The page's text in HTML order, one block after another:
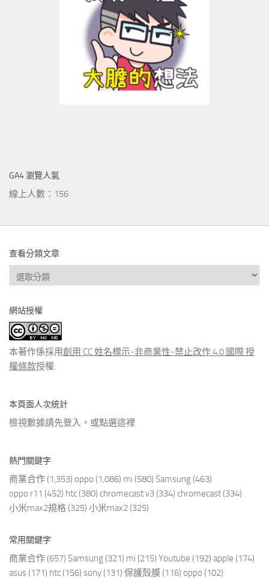
GA4 瀏覽人氣
線上人數：156
查看分類文章
查
看
類
文
章
網站授權
本著作係採用創用 CC 姓名標示-非商業性-禁止改作 4.0 國際 授
權條款授權.
本頁面人次統計
檢視數據請先登入，或點選這裡
熱門關鍵字
商業合作 (1,353) oppo (1,086) mi (580) Samsung (463)
oppo r11 (452) htc (380) chromecast v3 (334) chromecast (334)
小米max2規格 (325) 小米max2 (325)
常用關鍵字
商業合作 (657) Samsung (321) mi (215) Youtube (192) apple (174)
asus (171) htc (156) sony (131) 保護殼膜 (116) oppo (102)